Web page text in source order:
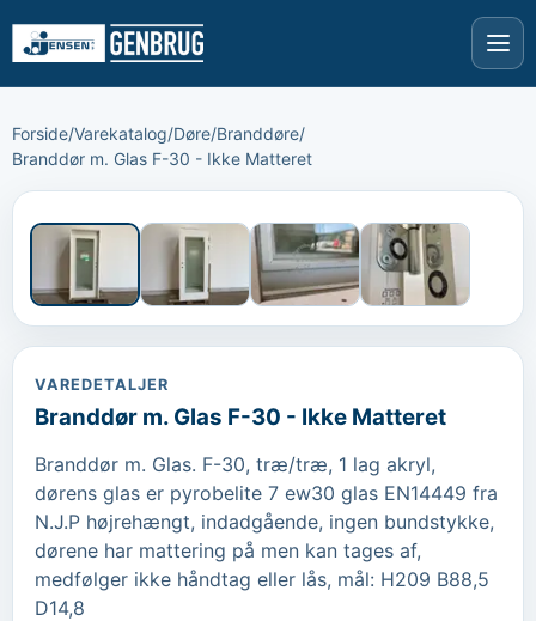
Forside/Varekatalog/Døre/Branddøre/
Branddør m. Glas F-30 - Ikke Matteret
VAREDETALJER
Branddør m. Glas F-30 - Ikke Matteret
Branddør m. Glas. F-30, træ/træ, 1 lag akryl,
dørens glas er pyrobelite 7 ew30 glas EN14449 fra
N.J.P højrehængt, indadgående, ingen bundstykke,
dørene har mattering på men kan tages af,
medfølger ikke håndtag eller lås, mål: H209 B88,5
D14,8